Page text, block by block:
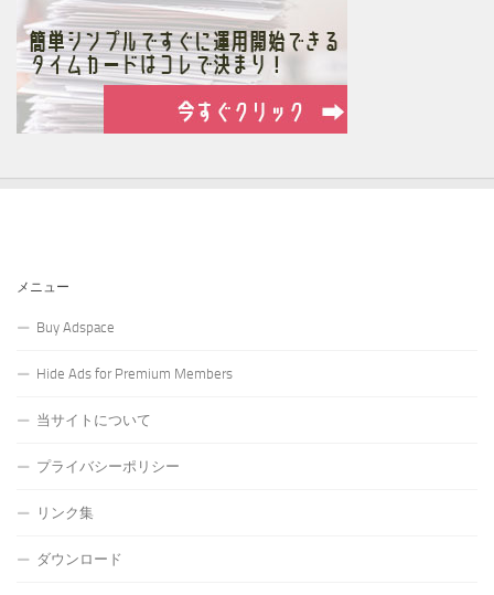
メニュー
Buy Adspace
Hide Ads for Premium Members
当サイトについて
プライバシーポリシー
リンク集
ダウンロード